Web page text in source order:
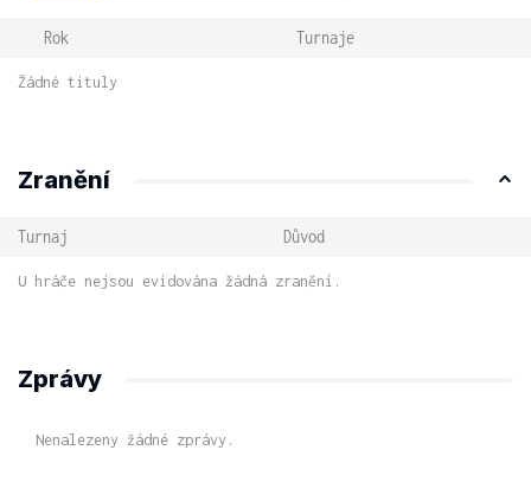
Rok Turnaje
Žádné tituly
Zranění
Turnaj Důvod
U hráče nejsou evidována žádná zranění.
Zprávy
Nenalezeny žádné zprávy.